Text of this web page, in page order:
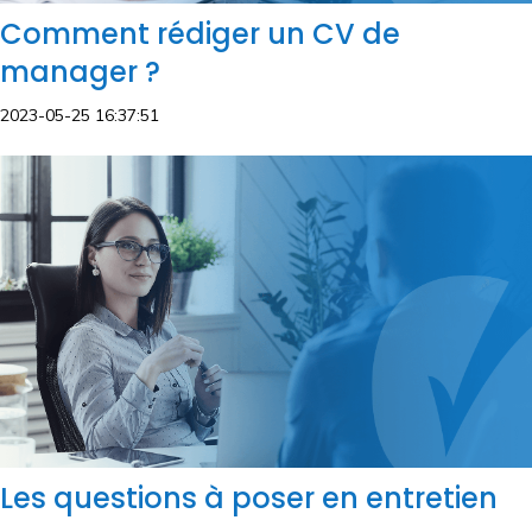
Comment rédiger un CV de
manager ?
2023-05-25 16:37:51
Les questions à poser en entretien